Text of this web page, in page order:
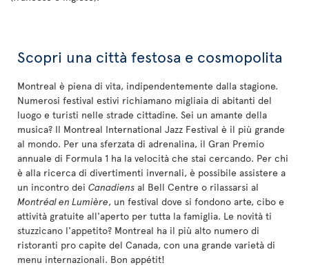
Scopri una città festosa e cosmopolita
Montreal è piena di vita, indipendentemente dalla stagione.
Numerosi festival estivi richiamano migliaia di abitanti del
luogo e turisti nelle strade cittadine. Sei un amante della
musica? Il Montreal International Jazz Festival è il più grande
al mondo. Per una sferzata di adrenalina, il Gran Premio
annuale di Formula 1 ha la velocità che stai cercando. Per chi
è alla ricerca di divertimenti invernali, è possibile assistere a
un incontro dei Canadiens al Bell Centre o rilassarsi al
Montréal en Lumière, un festival dove si fondono arte, cibo e
attività gratuite all'aperto per tutta la famiglia. Le novità ti
stuzzicano l'appetito? Montreal ha il più alto numero di
ristoranti pro capite del Canada, con una grande varietà di
menu internazionali. Bon appétit!